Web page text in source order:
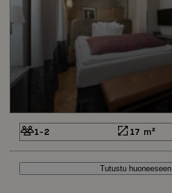
1-2 17 m²
Tutustu huoneeseen